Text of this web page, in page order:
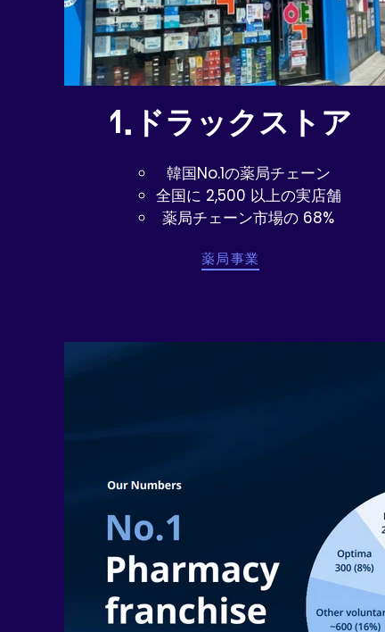
1.ドラックストア
韓国No.1の薬局チェーン
全国に 2,500 以上の実店舗
薬局チェーン市場の 68%
薬局事業